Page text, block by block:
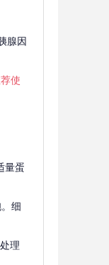
腺因
使
量蛋
细
理